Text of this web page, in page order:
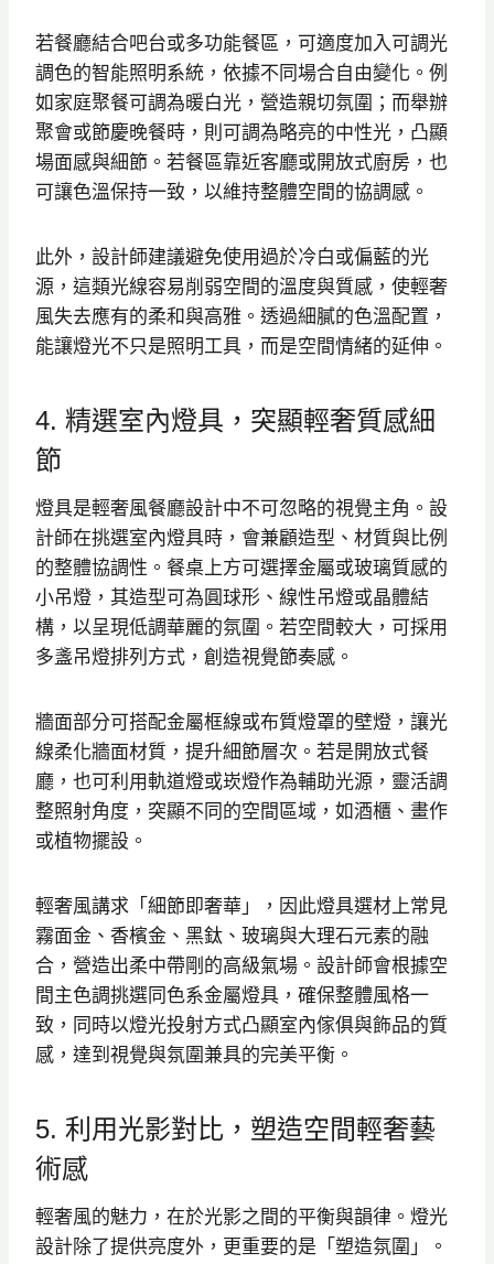
若餐廳結合吧台或多功能餐區，可適度加入可調光
調色的智能照明系統，依據不同場合自由變化。例
如家庭聚餐可調為暖白光，營造親切氛圍；而舉辦
聚會或節慶晚餐時，則可調為略亮的中性光，凸顯
場面感與細節。若餐區靠近客廳或開放式廚房，也
可讓色溫保持一致，以維持整體空間的協調感。
此外，設計師建議避免使用過於冷白或偏藍的光
源，這類光線容易削弱空間的溫度與質感，使輕奢
風失去應有的柔和與高雅。透過細膩的色溫配置，
能讓燈光不只是照明工具，而是空間情緒的延伸。
4. 精選室內燈具，突顯輕奢質感細
節
燈具是輕奢風餐廳設計中不可忽略的視覺主角。設
計師在挑選室內燈具時，會兼顧造型、材質與比例
的整體協調性。餐桌上方可選擇金屬或玻璃質感的
小吊燈，其造型可為圓球形、線性吊燈或晶體結
構，以呈現低調華麗的氛圍。若空間較大，可採用
多盞吊燈排列方式，創造視覺節奏感。
牆面部分可搭配金屬框線或布質燈罩的壁燈，讓光
線柔化牆面材質，提升細節層次。若是開放式餐
廳，也可利用軌道燈或崁燈作為輔助光源，靈活調
整照射角度，突顯不同的空間區域，如酒櫃、畫作
或植物擺設。
輕奢風講求「細節即奢華」，因此燈具選材上常見
霧面金、香檳金、黑鈦、玻璃與大理石元素的融
合，營造出柔中帶剛的高級氣場。設計師會根據空
間主色調挑選同色系金屬燈具，確保整體風格一
致，同時以燈光投射方式凸顯室內傢俱與飾品的質
感，達到視覺與氛圍兼具的完美平衡。
5. 利用光影對比，塑造空間輕奢藝
術感
輕奢風的魅力，在於光影之間的平衡與韻律。燈光
設計除了提供亮度外，更重要的是「塑造氛圍」。